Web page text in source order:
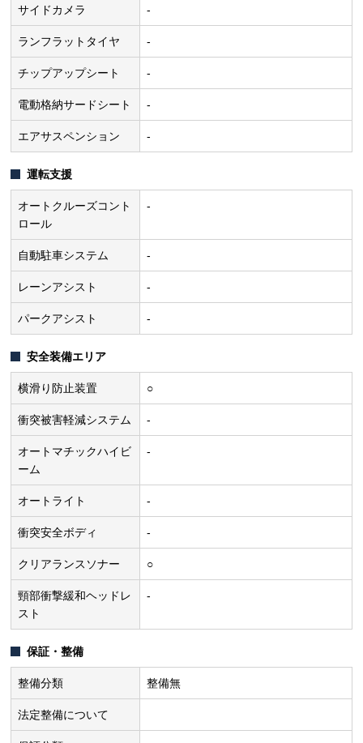
サイドカメラ -
ランフラットタイヤ -
チップアップシート -
電動格納サードシート -
エアサスペンション -
運転支援
オートクルーズコント
ロール
-
自動駐車システム -
レーンアシスト -
パークアシスト -
安全装備エリア
横滑り防止装置 ○
衝突被害軽減システム -
オートマチックハイビ
ーム
-
オートライト -
衝突安全ボディ -
クリアランスソナー ○
頸部衝撃緩和ヘッドレ
スト
-
保証・整備
整備分類 整備無
法定整備について